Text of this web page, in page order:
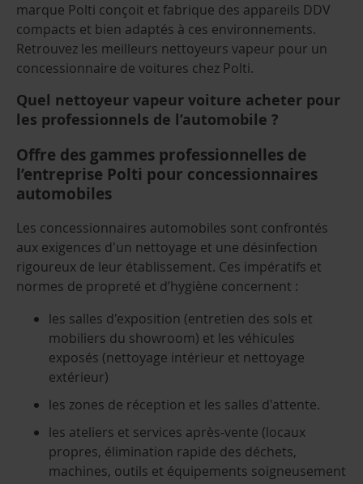
marque Polti conçoit et fabrique des appareils DDV
compacts et bien adaptés à ces environnements.
Retrouvez les meilleurs nettoyeurs vapeur pour un
concessionnaire de voitures chez Polti.
Quel nettoyeur vapeur voiture acheter pour
les professionnels de l’automobile ?
Offre des gammes professionnelles de
l’entreprise Polti pour concessionnaires
automobiles
Les concessionnaires automobiles sont confrontés
aux exigences d'un nettoyage et une désinfection
rigoureux de leur établissement. Ces impératifs et
normes de propreté et d’hygiène concernent :
les salles d'exposition (entretien des sols et
mobiliers du showroom) et les véhicules
exposés (nettoyage intérieur et nettoyage
extérieur)
les zones de réception et les salles d'attente.
les ateliers et services après-vente (locaux
propres, élimination rapide des déchets,
machines, outils et équipements soigneusement